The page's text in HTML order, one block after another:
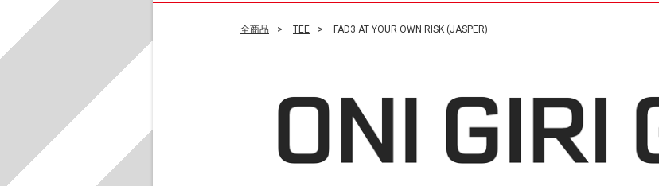
全商品 TEE FAD3 AT YOUR OWN RISK (JASPER)